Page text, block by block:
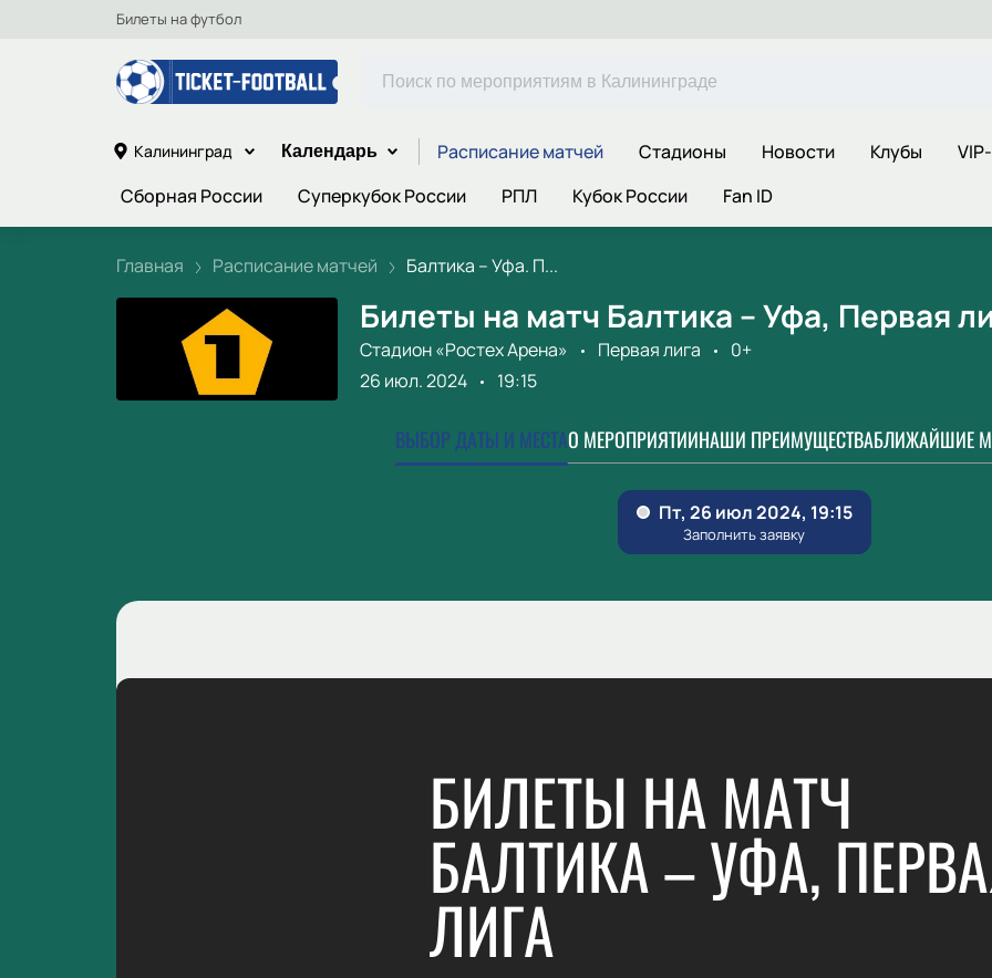
Билеты на футбол
Калининград Календарь Расписание матчей Стадионы Новости Клубы
Сборная России
Суперкубок России РПЛ Кубок России Fan ID
Главная Расписание матчей Балтика – Уфа. П...
Билеты на матч Балтика – Уфа, Первая
Стадион «Ростех Арена» Первая лига
0+
26 июл. 2024
19:15
ВЫБОР ДАТЫ И МЕСТАО МЕРОПРИЯТИИНАШИ ПРЕИМУЩЕСТВАБЛИЖАЙШИЕ
БИЛЕТЫ НА МАТЧ
БАЛТИКА – УФА,
ЛИГА